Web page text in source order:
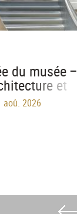
du musée –
et
Août
aoû. 2026